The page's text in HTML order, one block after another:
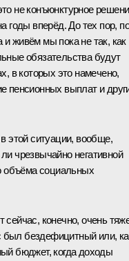
не конъюнктурное
годы вперёд. До тех пор,
живём мы пока не так, как
обязательства будут
в которых это намечено,
пенсионных выплат и
этой ситуации, вообще,
чрезвычайно негативной
объёма социальных
конечно, очень
был бездефицитный или,
бюджет, когда доходы